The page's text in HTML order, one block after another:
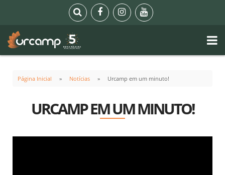
Página Inicial Notícias Urcamp em um minuto!
URCAMP EM UM MINUTO!